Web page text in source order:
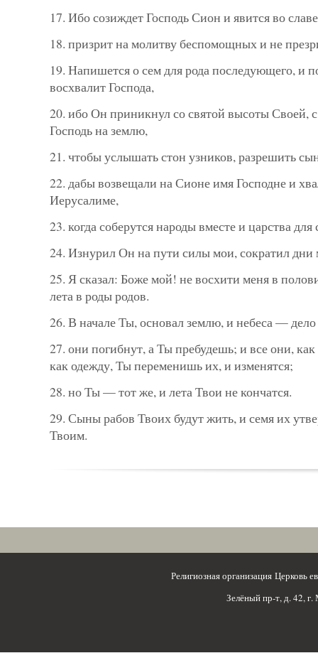
17. Ибо созиждет Господь Сион и явится во
18. призрит на молитву беспомощных и не
19. Напишется о сем для рода последующего, и
восхвалит Господа,
20. ибо Он приникнул со святой высоты Своей,
Господь на землю,
21. чтобы услышать стон узников, разрешить
22. дабы возвещали на Сионе имя Господне и
Иерусалиме,
23. когда соберутся народы вместе и царства
24. Изнурил Он на пути силы мои, сократил дни
25. Я сказал: Боже мой! не восхити меня в
лета в роды родов.
26. В начале Ты, основал землю, и небеса —
27. они погибнут, а Ты пребудешь; и все они,
как одежду, Ты переменишь их, и изменятся;
28. но Ты — тот же, и лета Твои не кончатся.
29. Сыны рабов Твоих будут жить, и семя их
Твоим.
Религиозная организация
Зелёный пр-т, д. 42,